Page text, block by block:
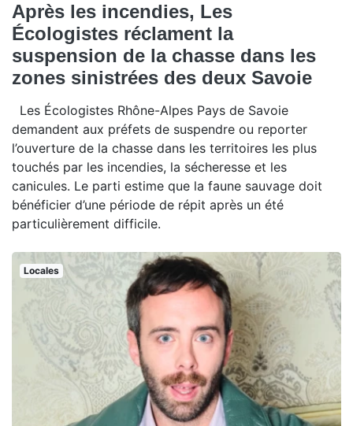
Après les incendies, Les
Écologistes réclament la
suspension de la chasse dans les
zones sinistrées des deux Savoie
Les Écologistes Rhône-Alpes Pays de Savoie
demandent aux préfets de suspendre ou reporter
l’ouverture de la chasse dans les territoires les plus
touchés par les incendies, la sécheresse et les
canicules. Le parti estime que la faune sauvage doit
bénéficier d’une période de répit après un été
particulièrement difficile.
Locales